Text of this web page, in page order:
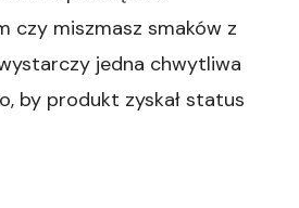
czy miszmasz smaków z
jedna chwytliwa
by produkt zyskał status